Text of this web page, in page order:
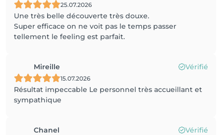
25.07.2026
Une très belle découverte très douxe.
Super efficace on ne voit pas le temps passer
tellement le feeling est parfait.
Mireille Vérifié
15.07.2026
Résultat impeccable Le personnel très accueillant et
sympathique
Chanel Vérifié